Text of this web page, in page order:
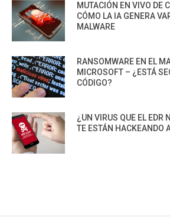
MUTACIÓN EN VIVO DE
CÓMO LA IA GENERA
MALWARE
RANSOMWARE EN EL
MICROSOFT – ¿ESTÁ
CÓDIGO?
¿UN VIRUS QUE EL EDR
TE ESTÁN HACKEANDO